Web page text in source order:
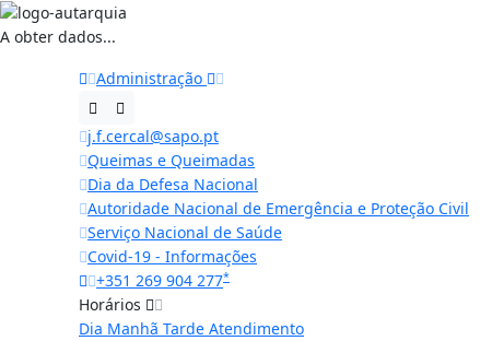
A obter dados...
Administração
j.f.cercal@sapo.pt
Queimas e Queimadas
Dia da Defesa Nacional
Autoridade Nacional de Emergência e Proteção Civil
Serviço Nacional de Saúde
Covid-19 - Informações
+351 269 904 277*
Horários
Dia Manhã Tarde Atendimento